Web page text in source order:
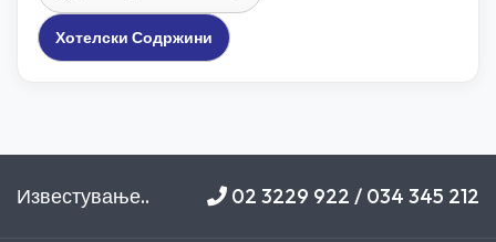
Хотелски Содржини
Известување.. 02 3229 922 / 034 345 212